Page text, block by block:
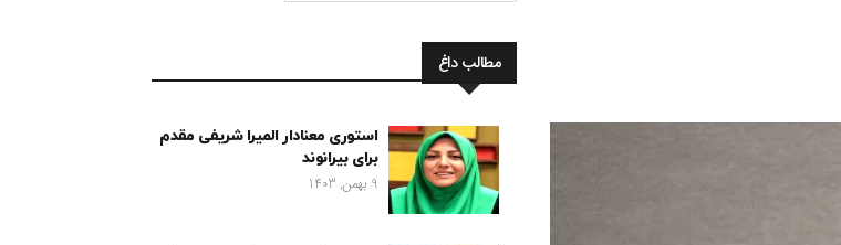
مطالب داغ
استوری معنادار المیرا شریفی مقدم
برای بیرانوند
9 بهمن, 1403